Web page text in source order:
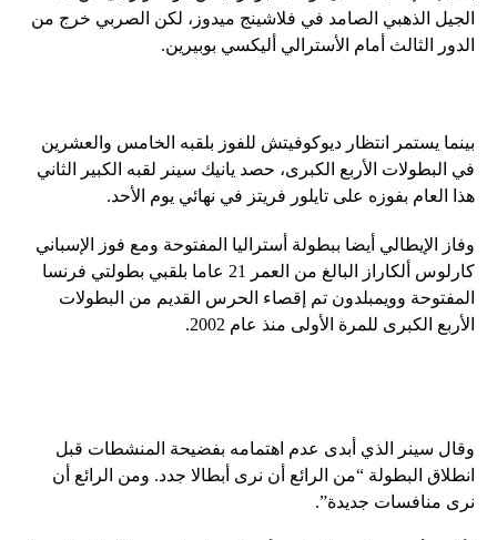
الجيل الذهبي الصامد في فلاشينج ميدوز، لكن الصربي خرج من
الدور الثالث أمام الأسترالي أليكسي بوبيرين.
بينما يستمر انتظار ديوكوفيتش للفوز بلقبه الخامس والعشرين
في البطولات الأربع الكبرى، حصد يانيك سينر لقبه الكبير الثاني
هذا العام بفوزه على تايلور فريتز في نهائي يوم الأحد.
وفاز الإيطالي أيضا ببطولة أستراليا المفتوحة ومع فوز الإسباني
كارلوس ألكاراز البالغ من العمر 21 عاما بلقبي بطولتي فرنسا
المفتوحة وويمبلدون تم إقصاء الحرس القديم من البطولات
الأربع الكبرى للمرة الأولى منذ عام 2002.
وقال سينر الذي أبدى عدم اهتمامه بفضيحة المنشطات قبل
انطلاق البطولة “من الرائع أن نرى أبطالا جدد. ومن الرائع أن
نرى منافسات جديدة”.